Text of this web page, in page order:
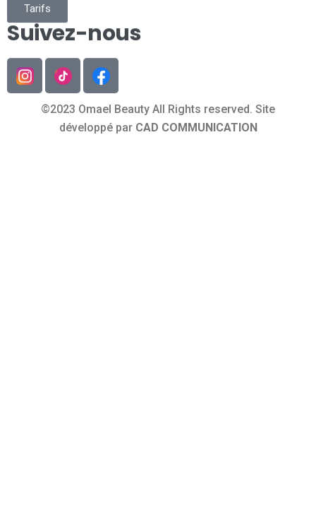
Tarifs
Suivez-nous
©2023 Omael Beauty All Rights reserved. Site
développé par CAD COMMUNICATION